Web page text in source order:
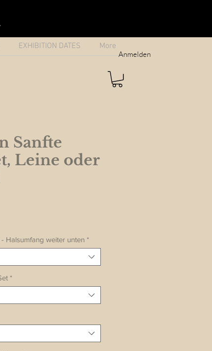
Anmelden
EXHIBITION DATES More
Sanfte
Leine oder
Halsumfang weiter unten *
*